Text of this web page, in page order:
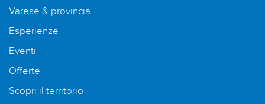
Varese & provincia
Esperienze
Eventi
Offerte
Scopri il territorio